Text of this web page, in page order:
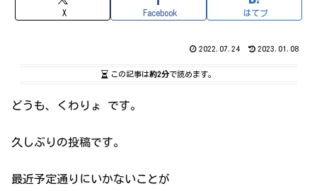
X Facebook はてブ
2022.07.24 2023.01.08
この記事は約2分で読めます。
どうも、くわりょ です。
久しぶりの投稿です。
最近予定通りにいかないことが